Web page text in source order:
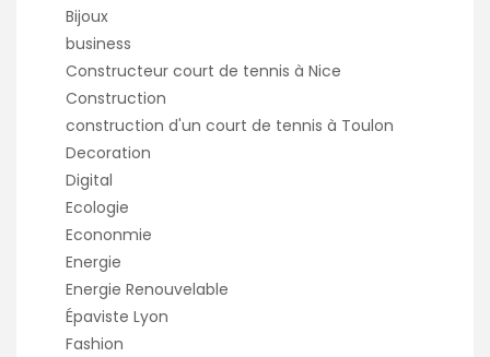
Bijoux
business
Constructeur court de tennis à Nice
Construction
construction d'un court de tennis à Toulon
Decoration
Digital
Ecologie
Econonmie
Energie
Energie Renouvelable
Épaviste Lyon
Fashion